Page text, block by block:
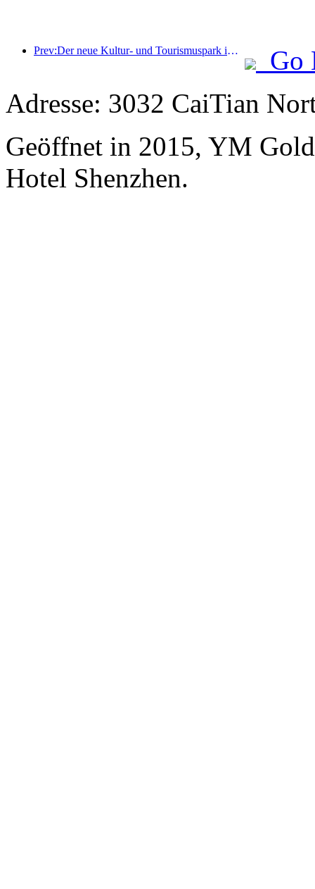
Prev:Der neue Kultur- und Tourismuspark im Pekinger Unterzentrum, der Pinnacle Park, wird dieses Jahr offiziell eröffnet.
Go
Adresse: 3032 CaiTian
Geöffnet in 2015, YM
Hotel Shenzhen.